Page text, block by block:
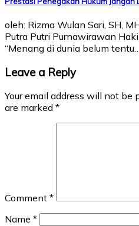
oleh: Rizma Wulan Sari, SH,
Putra Putri Purnawirawan
“Menang di dunia belum tentu…
Leave a Reply
Your email address will not be
are marked *
Comment *
Name *